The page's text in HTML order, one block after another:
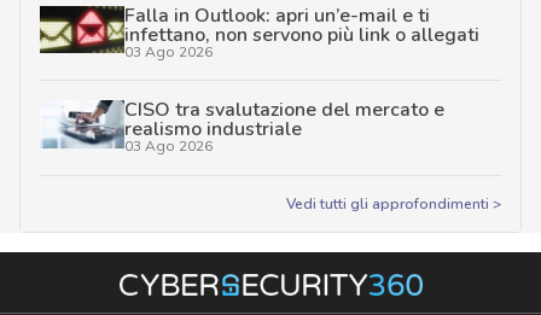
Falla in Outlook: apri un’e-mail e ti
infettano, non servono più link o allegati
03 Ago 2026
CISO tra svalutazione del mercato e
realismo industriale
03 Ago 2026
Vedi tutti gli approfondimenti >